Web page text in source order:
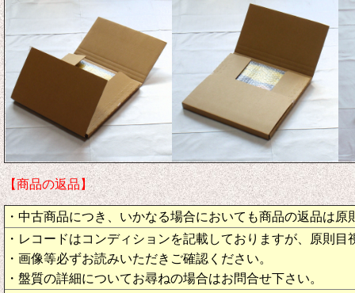
【商品の返品】
・中古商品につき、いかなる場合においても商品の返品は原
・レコードはコンディションを記載しておりますが、原則目
・画像等必ずお読みいただきご確認ください。
・盤質の詳細についてお尋ねの場合はお問合せ下さい。